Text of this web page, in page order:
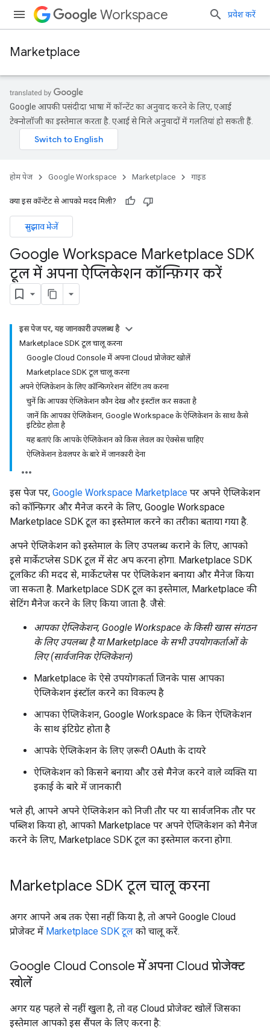
Workspace प्रवेश करें
Marketplace
Google आपकी पसंदीदा भाषा में कॉन्टेंट का अनुवाद करने के लिए, एआई
टेक्नोलॉजी का इस्तेमाल करता है. एआई से मिले अनुवादों में गलतियां हो सकती हैं.
होम पेज Google Workspace Marketplace गाइड
क्या इस कॉन्टेंट से आपको मदद मिली?
सुझाव भेजें
Google Workspace Marketplace SDK
टूल में अपना ऐप्लिकेशन कॉन्फ़िगर करें
इस पेज पर, यह जानकारी उपलब्ध है
Marketplace SDK टूल चालू करना
Google Cloud Console में अपना Cloud प्रोजेक्ट खोलें
Marketplace SDK टूल चालू करना
अपने ऐप्लिकेशन के लिए कॉन्फ़िगरेशन सेटिंग तय करना
चुनें कि आपका ऐप्लिकेशन कौन देख और इंस्टॉल कर सकता है
जानें कि आपका ऐप्लिकेशन, Google Workspace के ऐप्लिकेशन के साथ कैसे
इंटिग्रेट होता है
यह बताएं कि आपके ऐप्लिकेशन को किस लेवल का ऐक्सेस चाहिए
ऐप्लिकेशन डेवलपर के बारे में जानकारी देना
इस पेज पर, Google Workspace Marketplace पर अपने ऐप्लिकेशन
को कॉन्फ़िगर और मैनेज करने के लिए, Google Workspace
Marketplace SDK टूल का इस्तेमाल करने का तरीका बताया गया है.
अपने ऐप्लिकेशन को इस्तेमाल के लिए उपलब्ध कराने के लिए, आपको
इसे मार्केटप्लेस SDK टूल में सेट अप करना होगा. Marketplace SDK
टूलकिट की मदद से, मार्केटप्लेस पर ऐप्लिकेशन बनाया और मैनेज किया
जा सकता है. Marketplace SDK टूल का इस्तेमाल, Marketplace की
सेटिंग मैनेज करने के लिए किया जाता है. जैसे:
आपका ऐप्लिकेशन, Google Workspace के किसी खास संगठन
के लिए उपलब्ध है या Marketplace के सभी उपयोगकर्ताओं के
लिए (सार्वजनिकऐप्लिकेशन)
Marketplace के ऐसे उपयोगकर्ता जिनके पास आपका
ऐप्लिकेशन इंस्टॉल करने का विकल्प है
आपका ऐप्लिकेशन, Google Workspace के किन ऐप्लिकेशन
के साथ इंटिग्रेट होता है
आपके ऐप्लिकेशन के लिए ज़रूरी OAuth के दायरे
ऐप्लिकेशन को किसने बनाया और उसे मैनेज करने वाले व्यक्ति या
इकाई के बारे में जानकारी
भले ही, आपने अपने ऐप्लिकेशन को निजी तौर पर या सार्वजनिक तौर पर
पब्लिश किया हो, आपको Marketplace पर अपने ऐप्लिकेशन को मैनेज
करने के लिए, Marketplace SDK टूल का इस्तेमाल करना होगा.
Marketplace SDK टूल चालू करना
अगर आपने अब तक ऐसा नहीं किया है, तो अपने Google Cloud
प्रोजेक्ट में Marketplace SDK टूल को चालू करें.
Google Cloud Console में अपना Cloud प्रोजेक्ट
खोलें
अगर यह पहले से नहीं खुला है, तो वह Cloud प्रोजेक्ट खोलें जिसका
इस्तेमाल आपको इस सैंपल के लिए करना है: